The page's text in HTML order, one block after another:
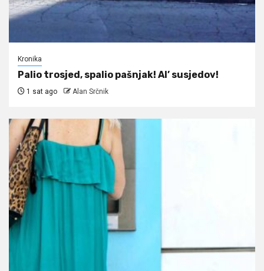
Kronika
Palio trosjed, spalio pašnjak! Al’ susjedov!
1 sat ago Alan Srčnik